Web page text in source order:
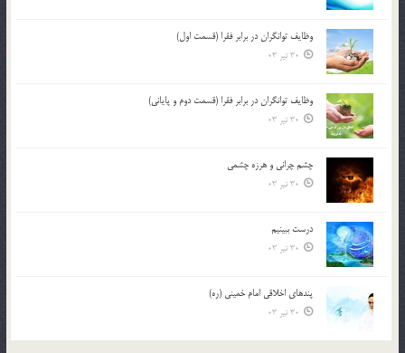
وظایف توانگران در برابر فقرا (قسمت اول)
30 تیر 03
وظایف توانگران در برابر فقرا (قسمت دوم و پایانی)
30 تیر 03
چشم ‏چرانى و هرزه‏ چشمى
30 تیر 03
درست ببينيم
30 تیر 03
پندهاي اخلاقي امام خميني (ره)
30 تیر 03